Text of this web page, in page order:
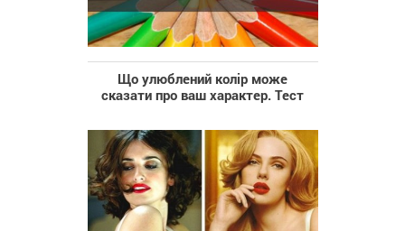
Що улюблений колір може
сказати про ваш характер. Тест